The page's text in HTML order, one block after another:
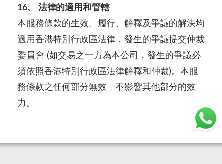
16、 法律的適用和管轄
本服務條款的生效、履行、解釋及爭議的解決均
適用香港特別行政區法律，發生的爭議提交仲裁
委員會 (如交易之一方為本公司，發生的爭議必
須依照香港特別行政區法律解釋和仲裁)。本服
務條款之任何部分無效，不影響其他部分的效
力。